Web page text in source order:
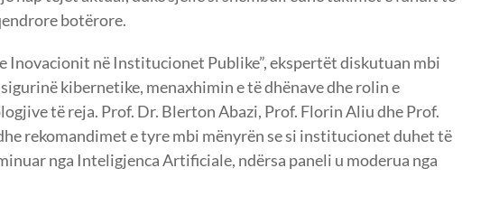
botërore.
Inovacionit në Institucionet Publike”, ekspertët diskutuan mbi
kibernetike, menaxhimin e të dhënave dhe rolin e
të reja. Prof. Dr. Blerton Abazi, Prof. Florin Aliu dhe Prof.
rekomandimet e tyre mbi mënyrën se si institucionet duhet të
nga Inteligjenca Artificiale, ndërsa paneli u moderua nga